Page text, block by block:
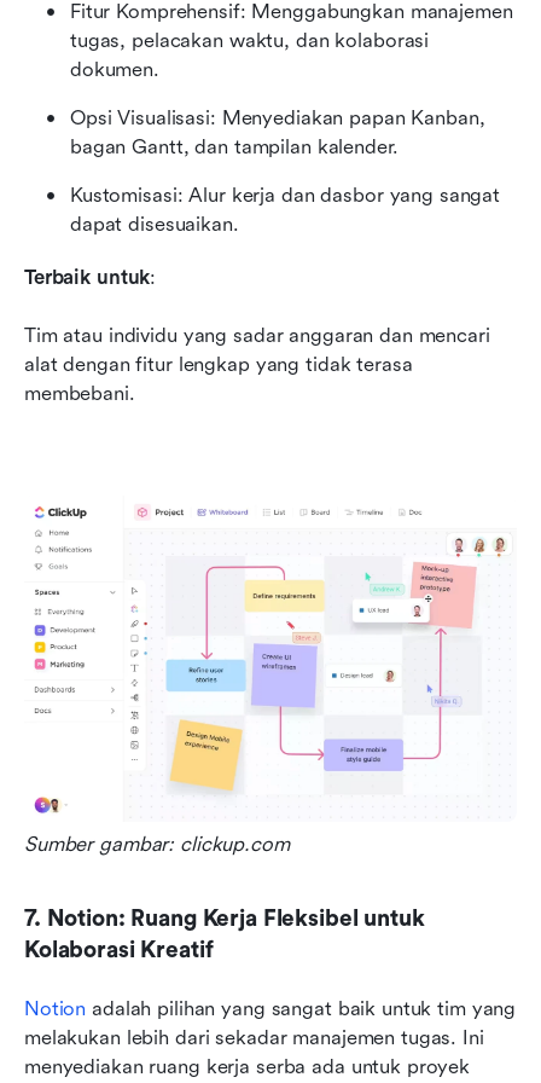
Fitur Komprehensif: Menggabungkan manajemen
tugas, pelacakan waktu, dan kolaborasi
dokumen.
Opsi Visualisasi: Menyediakan papan Kanban,
bagan Gantt, dan tampilan kalender.
Kustomisasi: Alur kerja dan dasbor yang sangat
dapat disesuaikan.
Terbaik untuk:
Tim atau individu yang sadar anggaran dan mencari
alat dengan fitur lengkap yang tidak terasa
membebani.
Sumber gambar: clickup.com
7. Notion: Ruang Kerja Fleksibel untuk
Kolaborasi Kreatif
Notion adalah pilihan yang sangat baik untuk tim yang
melakukan lebih dari sekadar manajemen tugas. Ini
menyediakan ruang kerja serba ada untuk proyek